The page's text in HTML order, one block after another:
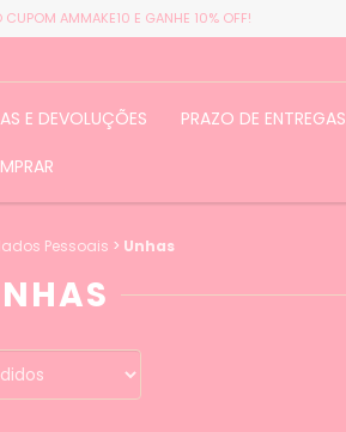
CUPOM AMMAKE10 E GANHE 10% OFF!
E DEVOLUÇÕES
PRAZO DE ENTREGAS
Pessoais > Unhas